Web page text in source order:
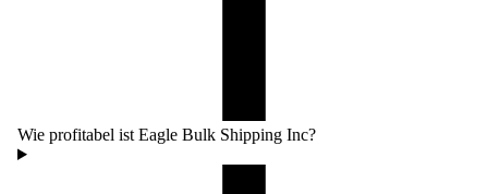
Wie profitabel ist Eagle Bulk Shipping Inc?